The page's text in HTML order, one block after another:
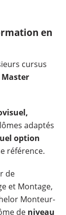
en
cursus
Master
adaptés
option
référence.
de
et Montage,
Monteur-
de niveau